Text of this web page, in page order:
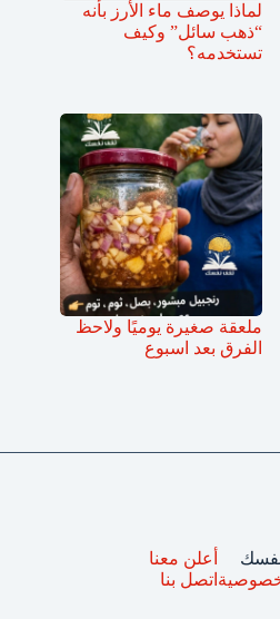
لماذا يوصف ماء الأرز بأنه
“ذهب سائل” وكيف
تستخدمه؟
ملعقة صغيرة يوميًا ولاحظ
الفرق بعد اسبوع
أعلن معنا
اتصل بنا